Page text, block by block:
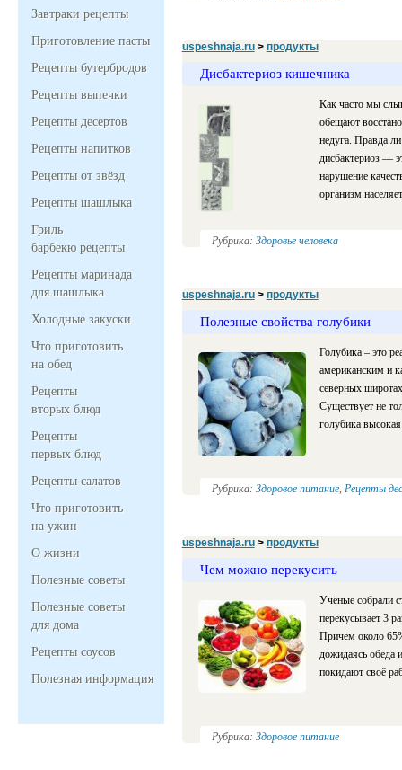
Завтраки рецепты
Приготовление пасты
Рецепты бутербродов
Рецепты выпечки
Рецепты десертов
Рецепты напитков
Рецепты от звёзд
Рецепты шашлыка
Гриль
барбекю рецепты
Рецепты маринада
для шашлыка
Холодные закуски
Что приготовить
на обед
Рецепты
вторых блюд
Рецепты
первых блюд
Рецепты салатов
Что приготовить
на ужин
О жизни
Полезные советы
Полезные советы
для дома
Рецепты соусов
Полезная информация
uspeshnaja.ru> продукты
Дисбактериоз кишечника
Как часто мы
обещают
недуга. Правда
дисбактериоз —
нарушение
организм
Рубрика: Здоровье человека
uspeshnaja.ru> продукты
Полезные свойства голубики
Голубика – это
американским и
северных
Существует не
голубика
Рубрика: Здоровое питание, Рецепты
uspeshnaja.ru> продукты
Чем можно перекусить
Учёные собрали
перекусывает 3
Причём около
дожидаясь обеда
покидают своё
Рубрика: Здоровое питание